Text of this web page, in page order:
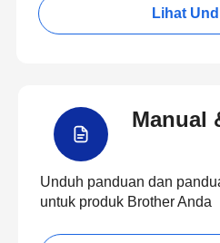
Lihat
Manual
Unduh panduan dan
untuk produk Brother Anda